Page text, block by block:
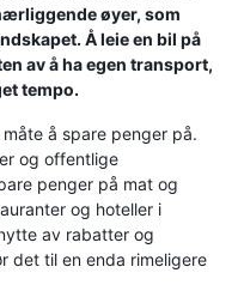
øyer, som
Å leie en bil på
av å ha egen transport,
tempo.
å spare penger på.
og offentlige
penger på mat og
og hoteller i
av rabatter og
det til en enda rimeligere